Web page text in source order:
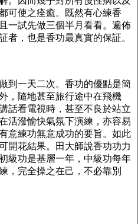
可使之痊癒。既然有心練香
一試先做三個半月看看。遍佈
者，也是香功最真實的保証。
到一天二次。香功的優點是簡
，隨地甚至旅行途中在飛機
話看電視時，甚至不良於站立
活潑愉快氣氛下演練，亦容易
意練功無意成功的要旨。如此
開花結果。田大師說香功功力
級功是基層一年，中級功每年
，完全操之在己，不必靠別